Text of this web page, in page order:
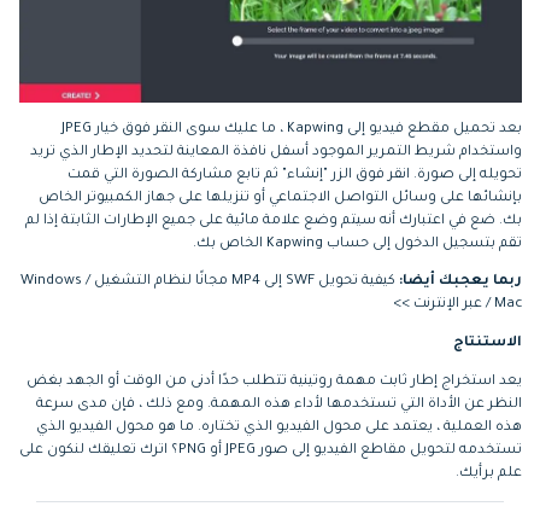
بعد تحميل مقطع فيديو إلى Kapwing ، ما عليك سوى النقر فوق خيار JPEG
واستخدام شريط التمرير الموجود أسفل نافذة المعاينة لتحديد الإطار الذي تريد
تحويله إلى صورة. انقر فوق الزر "إنشاء" ثم تابع مشاركة الصورة التي قمت
بإنشائها على وسائل التواصل الاجتماعي أو تنزيلها على جهاز الكمبيوتر الخاص
بك. ضع في اعتبارك أنه سيتم وضع علامة مائية على جميع الإطارات الثابتة إذا لم
تقم بتسجيل الدخول إلى حساب Kapwing الخاص بك.
ربما يعجبك أيضا:
كيفية تحويل SWF إلى MP4 مجانًا لنظام التشغيل Windows /
Mac / عبر الإنترنت >>
الاستنتاج
يعد استخراج إطار ثابت مهمة روتينية تتطلب حدًا أدنى من الوقت أو الجهد بغض
النظر عن الأداة التي تستخدمها لأداء هذه المهمة. ومع ذلك ، فإن مدى سرعة
هذه العملية ، يعتمد على محول الفيديو الذي تختاره. ما هو محول الفيديو الذي
تستخدمه لتحويل مقاطع الفيديو إلى صور JPEG أو PNG؟ اترك تعليقك لنكون على
علم برأيك.